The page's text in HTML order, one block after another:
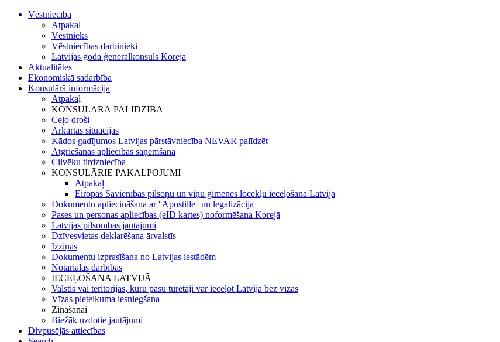
Vēstniecība
Atpakaļ
Vēstnieks
Vēstniecības darbinieki
Latvijas goda ģenerālkonsuls Korejā
Aktualitātes
Ekonomiskā sadarbība
Konsulārā informācija
Atpakaļ
KONSULĀRĀ PALĪDZĪBA
Ceļo droši
Ārkārtas situācijas
Kādos gadījumos Latvijas pārstāvniecība NEVAR palīdzēt
Atgriešanās apliecības saņemšana
Cilvēku tirdzniecība
KONSULĀRIE PAKALPOJUMI
Atpakaļ
Eiropas Savienības pilsoņu un viņu ģimenes locekļu ieceļošana Latvijā
Dokumentu apliecināšana ar ''Apostille'' un legalizācija
Pases un personas apliecības (eID kartes) noformēšana Korejā
Latvijas pilsonības jautājumi
Dzīvesvietas deklarēšana ārvalstīs
Izziņas
Dokumentu izprasīšana no Latvijas iestādēm
Notariālās darbības
IECEĻOŠANA LATVIJĀ
Valstis vai teritorijas, kuru pasu turētāji var ieceļot Latvijā bez vīzas
Vīzas pieteikuma iesniegšana
Zināšanai
Biežāk uzdotie jautājumi
Divpusējās attiecības